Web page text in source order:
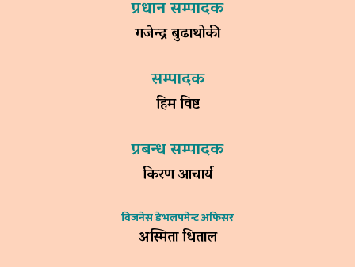
प्रधान सम्पादक
गजेन्द्र बुढाथोकी
सम्पादक
हिम विष्ट
प्रबन्ध सम्पादक
किरण आचार्य
विजनेस डेभलपमेन्ट अफिसर
अस्मिता धिताल